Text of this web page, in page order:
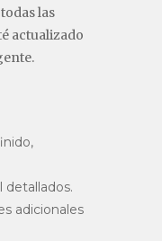
las
actualizado
detallados.
adicionales